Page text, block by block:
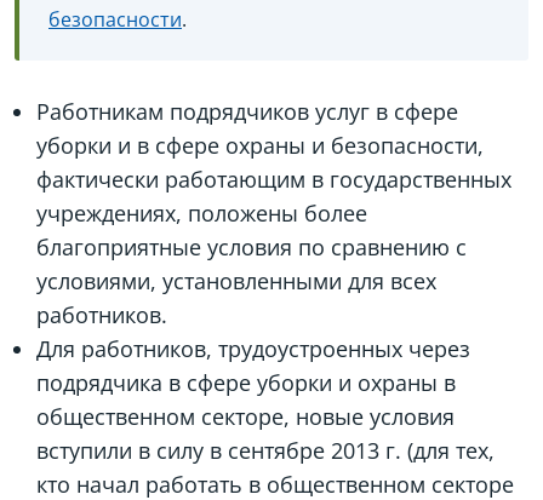
безопасности.
Работникам подрядчиков услуг в сфере
уборки и в сфере охраны и безопасности,
фактически работающим в государственных
учреждениях, положены более
благоприятные условия по сравнению с
условиями, установленными для всех
работников.
Для работников, трудоустроенных через
подрядчика в сфере уборки и охраны в
общественном секторе, новые условия
вступили в силу в сентябре 2013 г. (для тех,
кто начал работать в общественном секторе